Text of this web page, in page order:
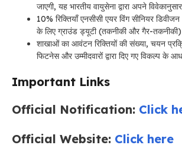
जाएगी, यह भारतीय वायुसेना द्वारा अपने
10% रिक्तियाँ एनसीसी एयर विंग सीनियर डिवीजन
के लिए ग्राउंड ड्यूटी (तकनीकी और गैर-
शाखाओं का आवंटन रिक्तियों की संख्या, चयन
फिटनेस और उम्मीदवारों द्वारा दिए गए विकल्प के
Important Links
Official Notification: Click
Official Website: Click here